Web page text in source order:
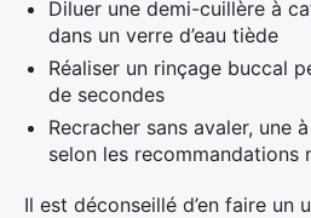
Diluer une demi-cuillère à
dans un verre d’eau tiède
Réaliser un rinçage buccal
de secondes
Recracher sans avaler, une
selon les recommandations
Il est déconseillé d’en faire un